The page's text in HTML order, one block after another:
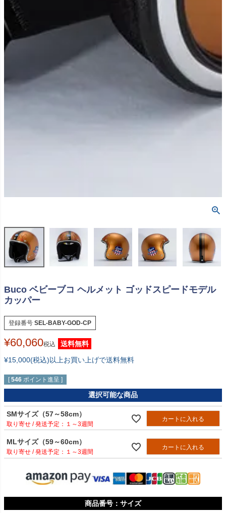
Buco ベビーブコ ヘルメット ゴッドスピードモデル
カッパー
登録番号 SEL-BABY-GOD-CP
¥60,060税込
送料無料
¥15,000(税込)以上お買い上げで送料無料
[ 546 ポイント進呈 ]
選択可能な商品
SMサイズ（57～58cm）
１～3週間
カートに入れる
MLサイズ（59～60cm）
１～3週間
カートに入れる
サイズ